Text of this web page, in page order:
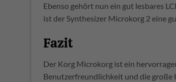
Ebenso gehört nun ein gut lesbares
ist der Synthesizer Microkorg 2 eine
Fazit
Der Korg Microkorg ist ein
Benutzerfreundlichkeit und die große